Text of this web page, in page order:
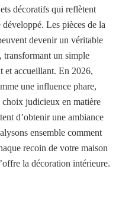
décoratifs qui reflètent
Les pièces de la
devenir un véritable
transformant un simple
et accueillant. En 2026,
une influence phare,
choix judicieux en matière
d’obtenir une ambiance
ensemble comment
recoin de votre maison
la décoration intérieure.